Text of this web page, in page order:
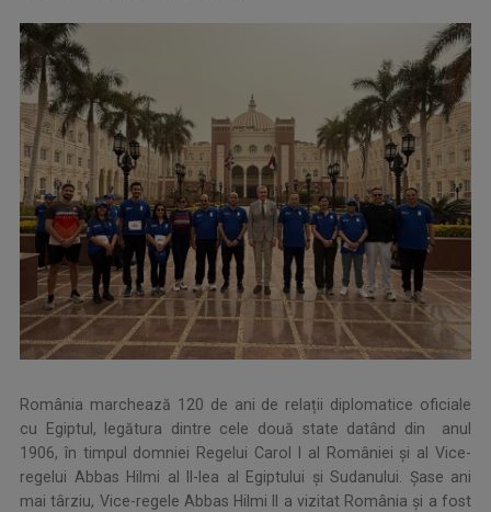
România marchează 120 de ani de relații diplomatice oficiale
cu Egiptul, legătura dintre cele două state datând din anul
1906, în timpul domniei Regelui Carol I al României și al Vice-
regelui Abbas Hilmi al II-lea al Egiptului și Sudanului. Șase ani
mai târziu, Vice-regele Abbas Hilmi II a vizitat România și a fost